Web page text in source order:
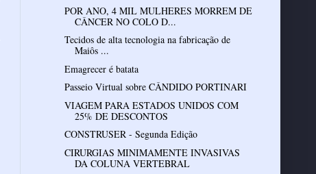
POR ANO, 4 MIL MULHERES MORREM DE
CÂNCER NO COLO D...
Tecidos de alta tecnologia na fabricação de
Maiôs ...
Emagrecer é batata
Passeio Virtual sobre CÂNDIDO PORTINARI
VIAGEM PARA ESTADOS UNIDOS COM
25% DE DESCONTOS
CONSTRUSER - Segunda Edição
CIRURGIAS MINIMAMENTE INVASIVAS
DA COLUNA VERTEBRAL